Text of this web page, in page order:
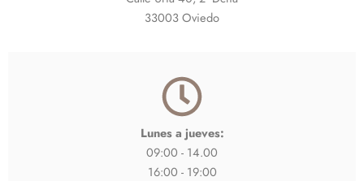
33003 Oviedo
Lunes a jueves:
09:00 - 14.00
16:00 - 19:00